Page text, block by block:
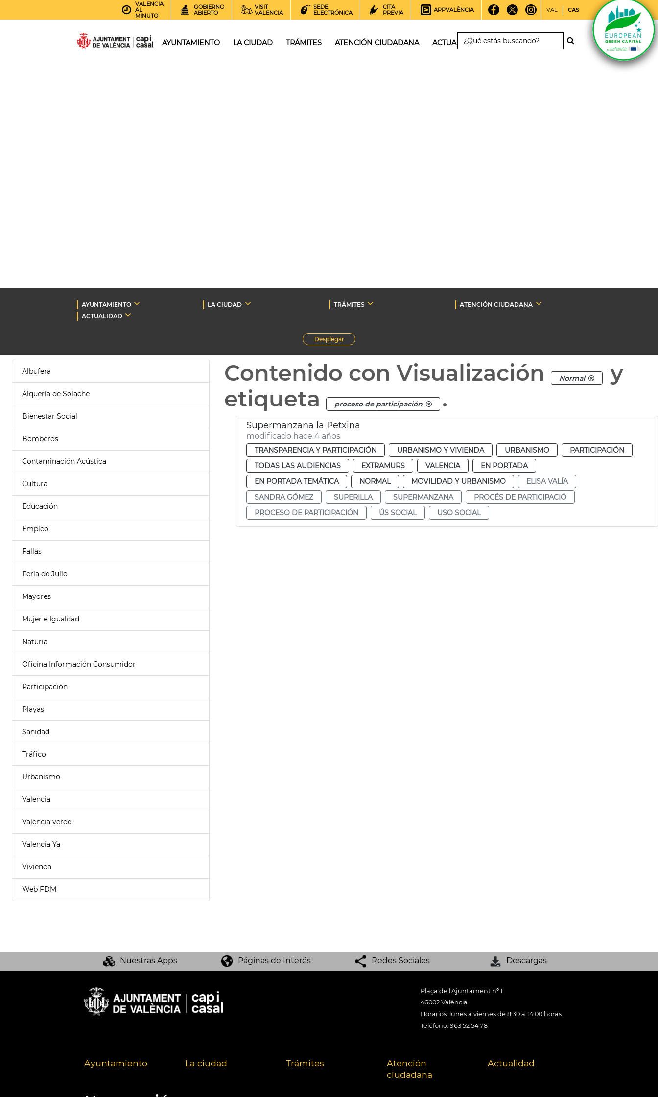
VALENCIA
AL
MINUTO
GOBIERNO
ABIERTO
VISIT
VALENCIA
SEDE
ELECTRÓNICA
CITA
PREVIA
APPVALÈNCIA VAL CAS
AYUNTAMIENTO LA CIUDAD TRÁMITES ATENCIÓN CIUDADANA ACTUALIDAD
AYUNTAMIENTO LA CIUDAD TRÁMITES
ATENCIÓN CIUDADANA
ACTUALIDAD
Desplegar
Albufera
Alquería de Solache
Bienestar Social
Bomberos
Contaminación Acústica
Cultura
Educación
Empleo
Fallas
Feria de Julio
Mayores
Mujer e Igualdad
Naturia
Oficina Información Consumidor
Participación
Playas
Sanidad
Tráfico
Urbanismo
Valencia
Valencia verde
Valencia Ya
Vivienda
Web FDM
Contenido con Visualización Normal
y
etiqueta
proceso de participación .
Supermanzana la Petxina
modificado hace 4 años
TRANSPARENCIA Y PARTICIPACIÓN URBANISMO Y VIVIENDA URBANISMO
PARTICIPACIÓN
TODAS LAS AUDIENCIAS
EXTRAMURS VALENCIA
EN PORTADA
EN PORTADA TEMÁTICA
NORMAL MOVILIDAD Y URBANISMO
ELISA VALÍA
SANDRA GÓMEZ
SUPERILLA SUPERMANZANA
PROCÉS DE PARTICIPACIÓ
PROCESO DE PARTICIPACIÓN
ÚS SOCIAL USO SOCIAL
Nuestras Apps Páginas de Interés Redes Sociales Descargas
Plaça de l'Ajuntament nº 1
46002 València
Horarios: lunes a viernes de 8:30 a 14:00 horas
Teléfono: 963 52 54 78
Ayuntamiento La ciudad Trámites
Atención
ciudadana
Actualidad